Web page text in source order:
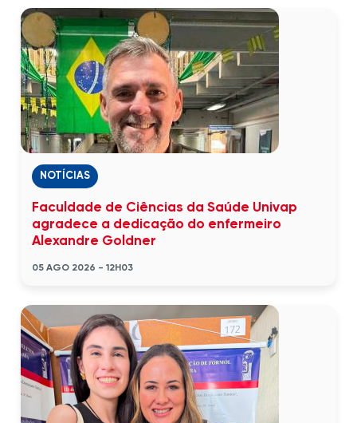
NOTÍCIAS
Faculdade de Ciências da Saúde Univap
agradece a dedicação do enfermeiro
Alexandre Goldner
05 AGO 2026 - 12H03